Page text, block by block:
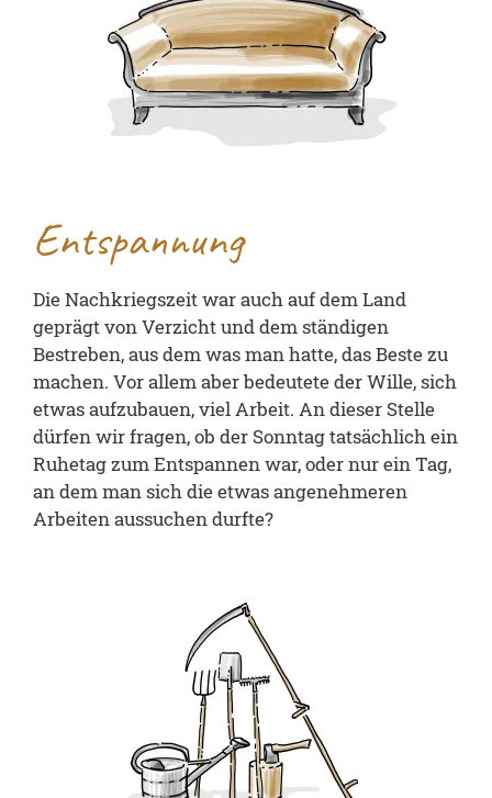
Entspannung
Die Nachkriegszeit war auch auf dem Land
geprägt von Verzicht und dem ständigen
Bestreben, aus dem was man hatte, das Beste zu
machen. Vor allem aber bedeutete der Wille, sich
etwas aufzubauen, viel Arbeit. An dieser Stelle
dürfen wir fragen, ob der Sonntag tatsächlich ein
Ruhetag zum Entspannen war, oder nur ein Tag,
an dem man sich die etwas angenehmeren
Arbeiten aussuchen durfte?